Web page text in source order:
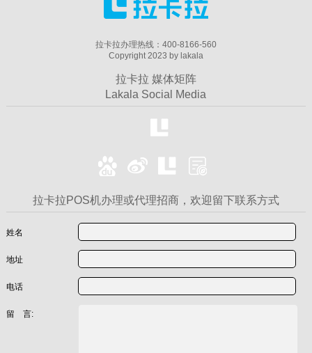
拉卡拉办理热线：400-8166-560
Copyright 2023 by lakala
拉卡拉 媒体矩阵
Lakala Social Media
拉卡拉POS机办理或代理招商，欢迎留下联系方式
姓名
地址
电话
留 言: